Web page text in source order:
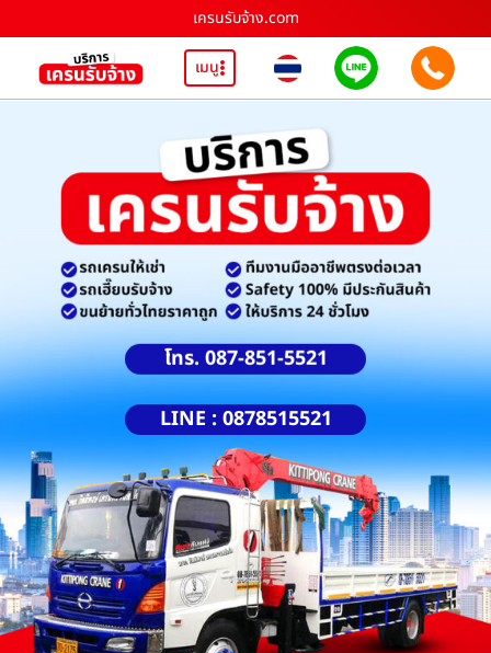
เครนรับจ้าง.com
เมนู
โทร. 087-851-5521
LINE : 0878515521